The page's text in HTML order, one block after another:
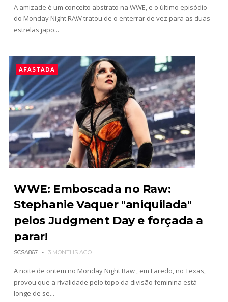
WWE NXT 21 JULY 2026
Unknown -Jul 22 2026
AEW Dynamite 05AUG26
Unknown-Aug 06 2026
WWE NXT 04 Aug 2026
Unknown- Aug 05 2026
A amizade é um conceito abstrato na WWE, e o último episódio
do Monday Night RAW tratou de o enterrar de vez para as duas
estrelas japo...
AFASTADA
WWE: Emboscada no Raw:
Stephanie Vaquer "aniquilada"
pelos Judgment Day e forçada a
parar!
SCSA867 3 MONTHS AGO
A noite de ontem no Monday Night Raw , em Laredo, no Texas,
provou que a rivalidade pelo topo da divisão feminina está
longe de se...